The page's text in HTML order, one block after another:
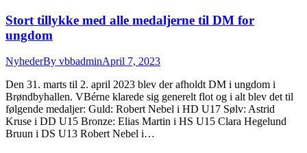
Stort tillykke med alle medaljerne til DM for
ungdom
NyhederBy vbbadminApril 7, 2023
Den 31. marts til 2. april 2023 blev der afholdt DM i ungdom i
Brøndbyhallen. VBérne klarede sig generelt flot og i alt blev det til
følgende medaljer: Guld: Robert Nebel i HD U17 Sølv: Astrid
Kruse i DD U15 Bronze: Elias Martin i HS U15 Clara Hegelund
Bruun i DS U13 Robert Nebel i…